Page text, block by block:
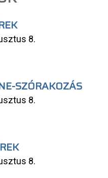
8.
SZÓRAKOZÁS
8.
8.